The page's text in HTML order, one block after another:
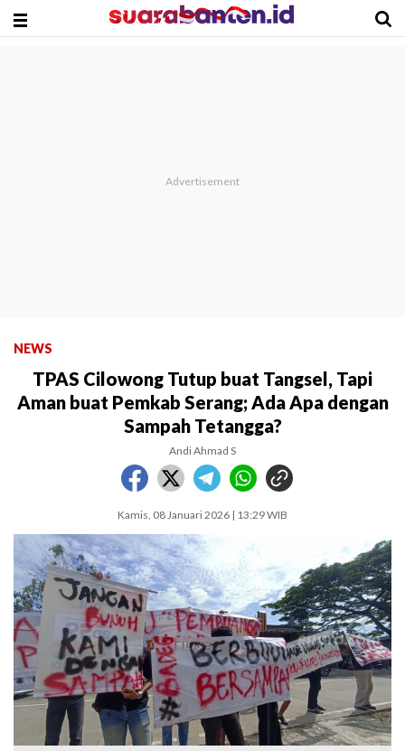
NEWS
TPAS Cilowong Tutup buat Tangsel, Tapi
Aman buat Pemkab Serang; Ada Apa dengan
Sampah Tetangga?
Andi Ahmad S
Kamis, 08 Januari 2026 | 13:29 WIB